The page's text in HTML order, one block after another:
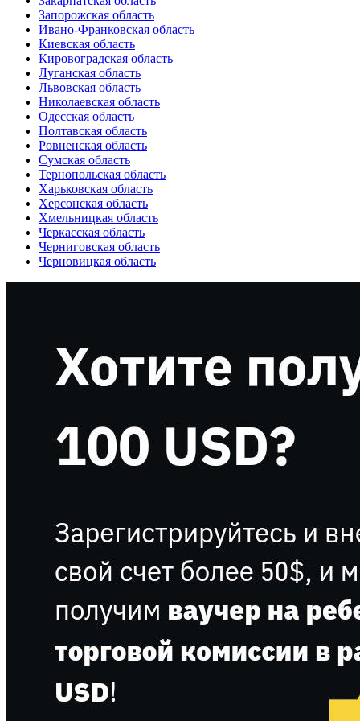
Запорожская область
Ивано-Франковская область
Киевская область
Кировоградская область
Луганская область
Львовская область
Николаевская область
Одесская область
Полтавская область
Ровненская область
Сумская область
Тернопольская область
Харьковская область
Херсонская область
Хмельницкая область
Черкасская область
Черниговская область
Черновицкая область